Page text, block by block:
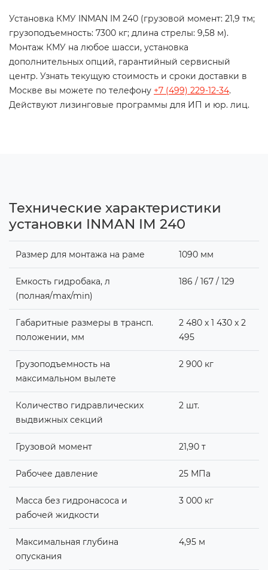
Установка КМУ INMAN IM 240 (грузовой момент: 21,9 тм;
грузоподъемность: 7300 кг; длина стрелы: 9,58 м).
Монтаж КМУ на любое шасси, установка
дополнительных опций, гарантийный сервисный
центр. Узнать текущую стоимость и сроки доставки в
Москве вы можете по телефону +7 (499) 229-12-34.
Действуют лизинговые программы для ИП и юр. лиц.
Технические характеристики
установки INMAN IM 240
Размер для монтажа на раме 1090 мм
Емкость гидробака, л
(полная/max/min)
186 / 167 / 129
Габаритные размеры в трансп.
положении, мм
2 480 х 1 430 х 2
495
Грузоподъемность на
максимальном вылете
2 900 кг
Количество гидравлических
выдвижных секций
2 шт.
Грузовой момент 21,90 т
Рабочее давление 25 МПа
Масса без гидронасоса и
рабочей жидкости
3 000 кг
Максимальная глубина
опускания
4,95 м